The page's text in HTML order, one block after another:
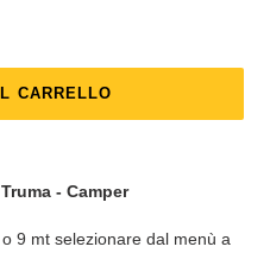
CARRELLO
- Camper
9 mt selezionare dal menù a